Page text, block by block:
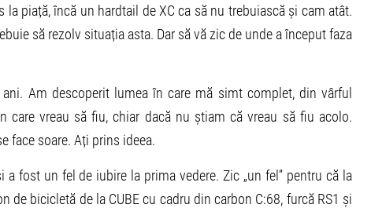
la piață, încă un hardtail de XC ca să nu trebuiască și cam atât.
să rezolv situația asta. Dar să vă zic de unde a început faza
Am descoperit lumea în care mă simt complet, din vârful
care vreau să fiu, chiar dacă nu știam că vreau să fiu acolo.
face soare. Ați prins ideea.
fost un fel de iubire la prima vedere. Zic „un fel” pentru că la
bicicletă de la CUBE cu cadru din carbon C:68, furcă RS1 și